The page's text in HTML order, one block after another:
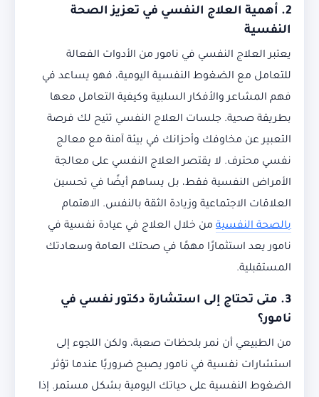
2. أهمية العلاج النفسي في تعزيز الصحة
النفسية
يعتبر العلاج النفسي في نامور من الأدوات الفعالة
للتعامل مع الضغوط النفسية اليومية، فهو يساعد في
فهم المشاعر والأفكار السلبية وكيفية التعامل معها
بطريقة صحية. جلسات العلاج النفسي تتيح لك فرصة
التعبير عن مخاوفك وأحزانك في بيئة آمنة مع معالج
نفسي محترف. لا يقتصر العلاج النفسي على معالجة
الأمراض النفسية فقط، بل يساهم أيضًا في تحسين
العلاقات الاجتماعية وزيادة الثقة بالنفس. الاهتمام
بالصحة النفسية من خلال العلاج في عيادة نفسية في
نامور يعد استثمارًا مهمًا في صحتك العامة وسعادتك
المستقبلية.
3. متى تحتاج إلى استشارة دكتور نفسي في
نامور؟
من الطبيعي أن نمر بلحظات صعبة، ولكن اللجوء إلى
استشارات نفسية في نامور يصبح ضروريًا عندما تؤثر
الضغوط النفسية على حياتك اليومية بشكل مستمر. إذا